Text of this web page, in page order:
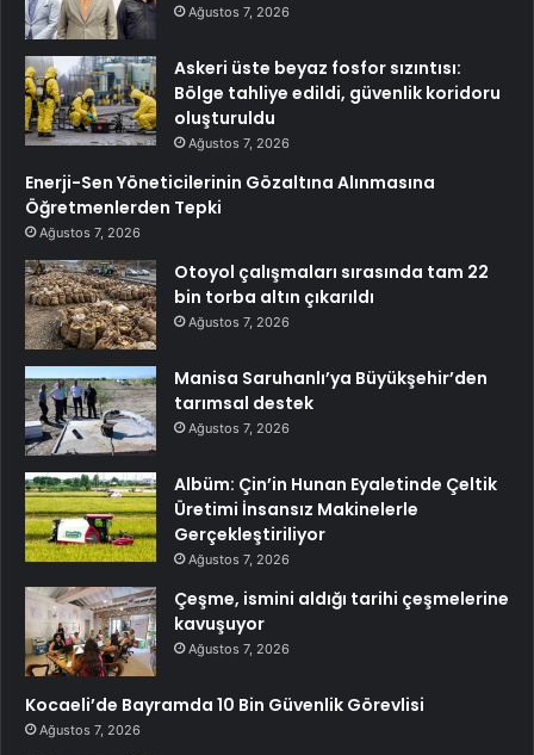
Ağustos 7, 2026
Askeri üste beyaz fosfor sızıntısı:
Bölge tahliye edildi, güvenlik koridoru
oluşturuldu
Ağustos 7, 2026
Enerji-Sen Yöneticilerinin Gözaltına Alınmasına
Öğretmenlerden Tepki
Ağustos 7, 2026
Otoyol çalışmaları sırasında tam 22
bin torba altın çıkarıldı
Ağustos 7, 2026
Manisa Saruhanlı’ya Büyükşehir’den
tarımsal destek
Ağustos 7, 2026
Albüm: Çin’in Hunan Eyaletinde Çeltik
Üretimi İnsansız Makinelerle
Gerçekleştiriliyor
Ağustos 7, 2026
Çeşme, ismini aldığı tarihi çeşmelerine
kavuşuyor
Ağustos 7, 2026
Kocaeli’de Bayramda 10 Bin Güvenlik Görevlisi
Ağustos 7, 2026